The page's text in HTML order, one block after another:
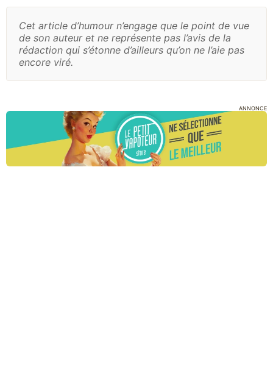
Cet article d’humour n’engage que le point de vue
de son auteur et ne représente pas l’avis de la
rédaction qui s’étonne d’ailleurs qu’on ne l’aie pas
encore viré.
ANNONCE